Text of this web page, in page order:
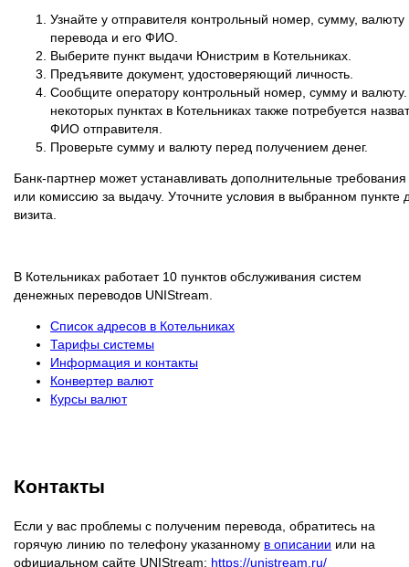
Узнайте у отправителя контрольный номер, сумму, валюту
перевода и его ФИО.
Выберите пункт выдачи Юнистрим в Котельниках.
Предъявите документ, удостоверяющий личность.
Сообщите оператору контрольный номер, сумму и
некоторых пунктах в Котельниках также потребуется
ФИО отправителя.
Проверьте сумму и валюту перед получением денег.
Банк-партнер может устанавливать дополнительные требования
или комиссию за выдачу. Уточните условия в выбранном пункте
визита.
В Котельниках работает 10 пунктов обслуживания систем
денежных переводов UNIStream.
Список адресов в Котельниках
Тарифы системы
Информация и контакты
Конвертер валют
Курсы валют
Контакты
Если у вас проблемы с полученим перевода, обратитесь на
горячую линию по телефону указанному в описании или на
официальном сайте UNIStream: https://unistream.ru/